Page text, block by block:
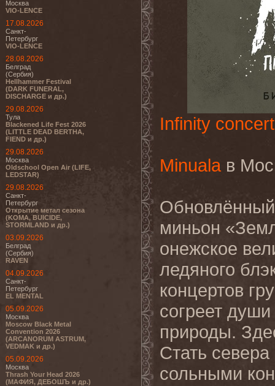
Москва
VIO-LENCE
17.08.2026
Санкт-
Петербург
VIO-LENCE
28.08.2026
Белград
(Сербия)
Hellhammer Festival
(DARK FUNERAL,
DISCHARGE и др.)
29.08.2026
Тула
Blackened Life Fest 2026
(LITTLE DEAD BERTHA,
FIEND и др.)
29.08.2026
Москва
Oldschool Open Air (LIFE,
LEDSTAR)
29.08.2026
Санкт-
Петербург
Открытие метал сезона
(KOMA, BUICIDE,
STORMLAND и др.)
03.09.2026
Белград
(Сербия)
RAVEN
04.09.2026
Санкт-
Петербург
EL MENTAL
05.09.2026
Москва
Moscow Black Metal
Convention 2026
(ARCANORUM ASTRUM,
VEDMAK и др.)
05.09.2026
Москва
Thrash Your Head 2026
(МАФИЯ, ДЕБОШЪ и др.)
Infinity concert
Minuala в
миньон
онежское
ледяного
концертов
согреет
природы.
Стать
сольными